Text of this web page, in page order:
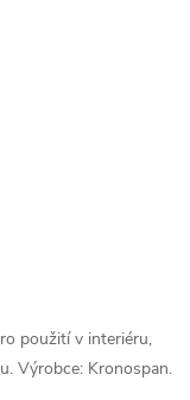
použití v interiéru,
Výrobce: Kronospan.